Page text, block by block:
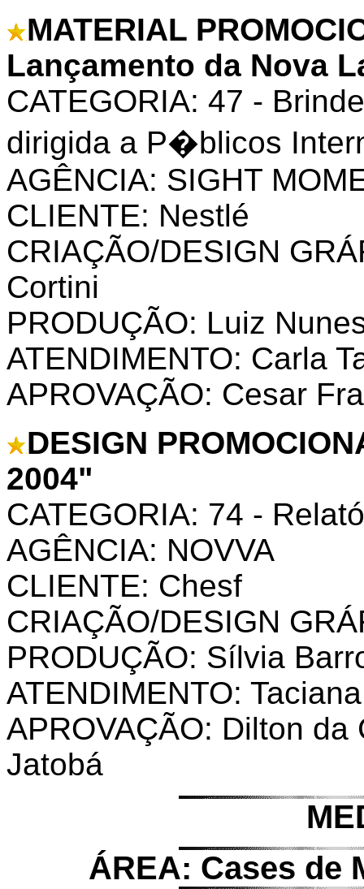
MATERIAL
Lançamento da Nova
CATEGORIA: 47 -
dirigida a P�blicos
AGÊNCIA: SIGHT
CLIENTE: Nestlé
CRIAÇÃO/DESIGN
Cortini
PRODUÇÃO: Luiz
ATENDIMENTO: Carla
APROVAÇÃO: Cesar
DESIGN
2004"
CATEGORIA: 74 -
AGÊNCIA: NOVVA
CLIENTE: Chesf
CRIAÇÃO/DESIGN
PRODUÇÃO: Sílvia
ATENDIMENTO:
APROVAÇÃO: Dilton
Jatobá
ÁREA: Cases de